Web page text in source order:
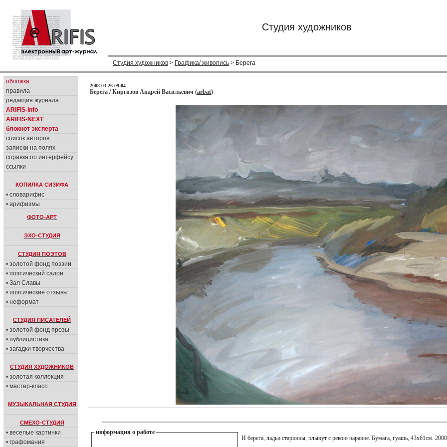
Студия художников
Студия художников > Графика/ живопись > Берега
обложка
правила
редакция журнала
ARIFIS-info
ARIFIS-NEXT
блокнот эксперта
список авторов
записки на полях
справка по интерфейсу
ссылки
КОПИЛКА СИЗИФА
• словарифис
• арифизмы
ФОТО-АРТ
ЭХО-СТУДИЯ
СТУДИЯ ПОЭТОВ
• золотой фонд поэзии
• поэтический салон
• Зал Славы
• поэтические отзывы
• неформат
СТУДИЯ ПИСАТЕЛЕЙ
• золотой фонд прозы
• публицистика
• загадки творчества
СТУДИЯ ХУДОЖНИКОВ
• золотая коллекция
• мастер-класс
МУЗЫКАЛЬНАЯ СТУДИЯ
СМЕХО-СТУДИЯ
• веселые картинки
• графомания
2008-03-26 09:04
Берега / Киргизов Андрей Васильевич (arbat)
информация о работе
И берега, ладьи старинны, плывут с рекою наравне. Бумага, гуашь, 43х61см.